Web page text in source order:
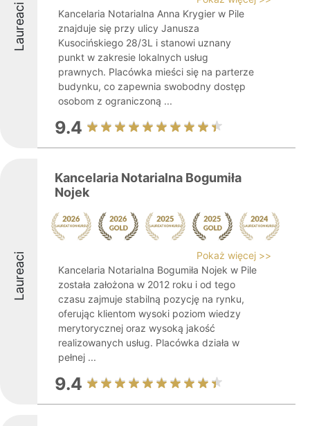
Laureaci
Kancelaria Notarialna Anna Krygier w Pile
znajduje się przy ulicy Janusza
Kusocińskiego 28/3L i stanowi uznany
punkt w zakresie lokalnych usług
prawnych. Placówka mieści się na parterze
budynku, co zapewnia swobodny dostęp
osobom z ograniczoną ...
9.4
Laureaci
Kancelaria Notarialna Bogumiła
Nojek
Pokaż więcej >>
Kancelaria Notarialna Bogumiła Nojek w Pile
została założona w 2012 roku i od tego
czasu zajmuje stabilną pozycję na rynku,
oferując klientom wysoki poziom wiedzy
merytorycznej oraz wysoką jakość
realizowanych usług. Placówka działa w
pełnej ...
9.4